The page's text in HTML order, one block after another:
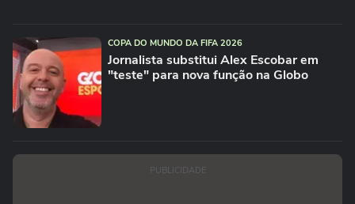
COPA DO MUNDO DA FIFA 2026
Jornalista substitui Alex Escobar em
"teste" para nova função na Globo
PUBLICIDADE